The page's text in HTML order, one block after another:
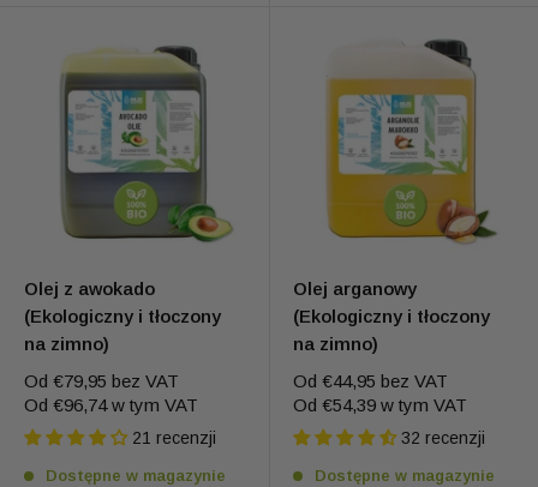
Olej z awokado
(Ekologiczny i tłoczony
na zimno)
Od €79,95 bez VAT
Od €96,74w tym VAT
21 recenzji
Dostępne w magazynie
Olej arganowy
(Ekologiczny i tłoczony
na zimno)
Od €44,95 bez VAT
Od €54,39 w tym VAT
32 recenzji
Dostępne w magazynie